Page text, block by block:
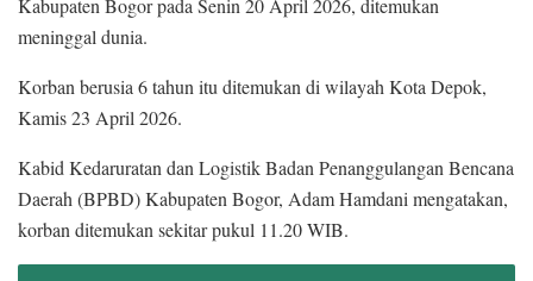
meninggal dunia.
Korban berusia 6 tahun itu ditemukan di wilayah Kota Depok,
Kamis 23 April 2026.
Kabid Kedaruratan dan Logistik Badan Penanggulangan Bencana
Daerah (BPBD) Kabupaten Bogor, Adam Hamdani mengatakan,
korban ditemukan sekitar pukul 11.20 WIB.